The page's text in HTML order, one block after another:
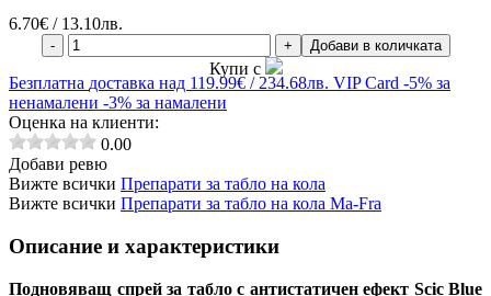
6.70€ / 13.10лв.
- + Добави в количката
Купи с
Безплатна доставка над 119.99€ / 234.68лв. VIP Card -5% за
ненамалени -3% за намалени
Оценка на клиенти:
0.00
Добави ревю
Вижте всички Препарати за табло на кола
Вижте всички Препарати за табло на кола Ma-Fra
Описание и характеристики
Подновяващ спрей за табло с антистатичен ефект Scic Blue